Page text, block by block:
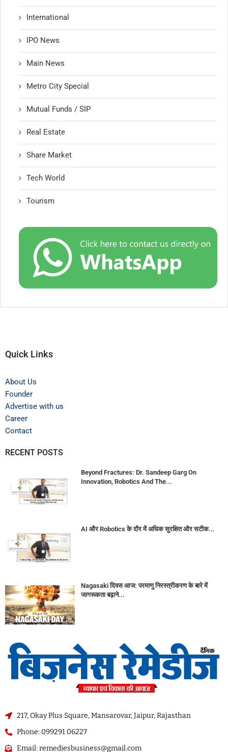
International
IPO News
Main News
Metro City Special
Mutual Funds / SIP
Real Estate
Share Market
Tech World
Tourism
Quick Links
About Us
Founder
Advertise with us
Career
Contact
RECENT POSTS
Beyond Fractures: Dr. Sandeep Garg On
Innovation, Robotics And The...
AI और Robotics के दौर में अधिक सुरक्षित और सटीक...
Nagasaki दिवस आज: परमाणु निरस्त्रीकरण के बारे में
जागरूकता बढ़ाने...
217, Okay Plus Square, Mansarovar, Jaipur, Rajasthan
Phone: 099291 06227
Email: remediesbusiness@gmail.com